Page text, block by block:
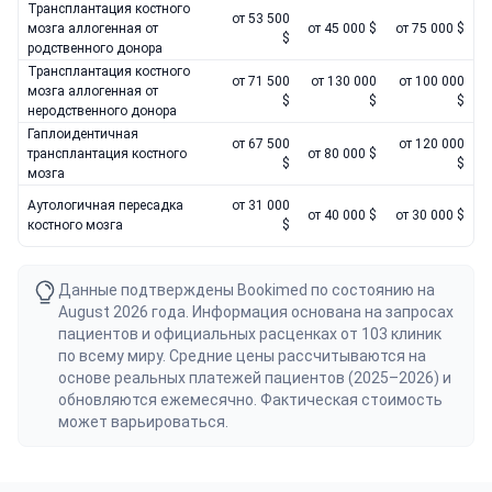
Трансплантация костного
мозга аллогенная от
родственного донора
от 53 500
$
от 45 000 $ от 75 000 $
Трансплантация костного
мозга аллогенная от
неродственного донора
от 71 500
$
от 130 000
$
от 100 000
$
Гаплоидентичная
трансплантация костного
мозга
от 67 500
$
от 80 000 $
от 120 000
$
Аутологичная пересадка
костного мозга
от 31 000
$
от 40 000 $ от 30 000 $
Данные подтверждены Bookimed по состоянию на
August 2026 года. Информация основана на запросах
пациентов и официальных расценках от 103 клиник
по всему миру. Средние цены рассчитываются на
основе реальных платежей пациентов (2025–2026) и
обновляются ежемесячно. Фактическая стоимость
может варьироваться.